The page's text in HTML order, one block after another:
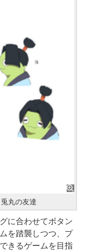
丸の友達
に合わせてボタン
を踏襲しつつ、プ
きるゲームを目指